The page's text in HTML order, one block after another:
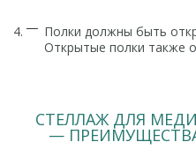
Полки должны быть
Открытые полки также
СТЕЛЛАЖ ДЛЯ
—